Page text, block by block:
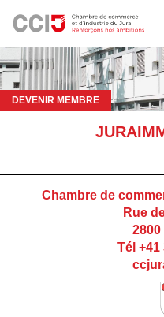
DEVENIR MEMBRE
Chambre de
Rue
Tél +41